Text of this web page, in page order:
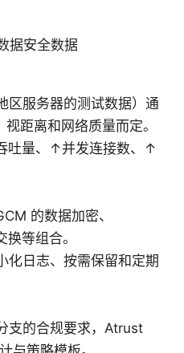
据安全数据
区服务器的测试数据）通
距离和网络质量而定。
吐量、↑并发连接数、↑
的数据加密、
等组合。
化日志、按需保留和定期
支的合规要求，Atrust